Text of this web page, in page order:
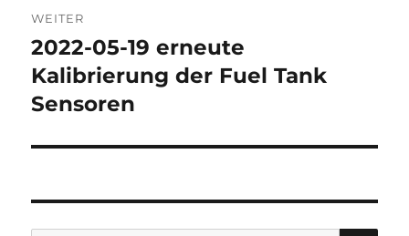
WEITER
Nächster
Beitrag:
2022-05-19 erneute
Kalibrierung der Fuel Tank
Sensoren